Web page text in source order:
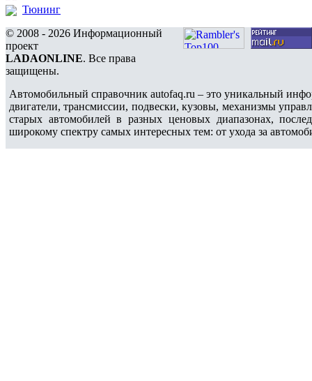
Тюнинг
© 2008 - 2026 Информационный
проект
LADAONLINE. Все права
защищены.
Автомобильный справочник autofaq.ru – это уникальный
двигатели, трансмиссии, подвески, кузовы, механизмы
старых автомобилей в разных ценовых диапазонах,
широкому спектру самых интересных тем: от ухода за